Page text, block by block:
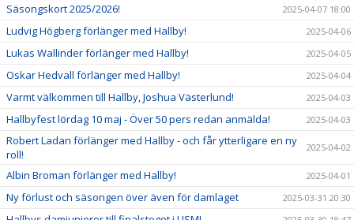
Säsongskort 2025/2026! 2025-04-07 18:00
Ludvig Högberg förlänger med Hallby! 2025-04-06
Lukas Wallinder förlänger med Hallby! 2025-04-05
Oskar Hedvall förlänger med Hallby! 2025-04-04
Varmt välkommen till Hallby, Joshua Västerlund! 2025-04-03
Hallbyfest lördag 10 maj - Över 50 pers redan anmälda! 2025-04-03
Robert Ladan förlänger med Hallby - och får ytterligare en ny
roll!
2025-04-02
Albin Broman förlänger med Hallby! 2025-04-01
Ny förlust och säsongen över även för damlaget 2025-03-31 20:30